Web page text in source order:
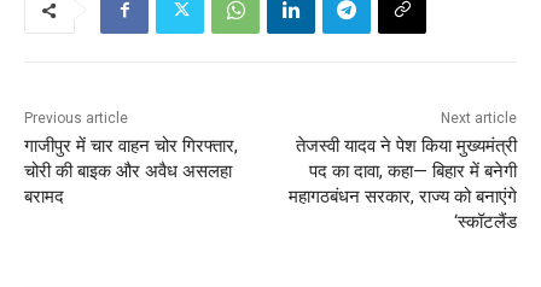
Previous article
गाजीपुर में चार वाहन चोर गिरफ्तार,
चोरी की बाइक और अवैध असलहा
बरामद
Next article
तेजस्वी यादव ने पेश किया मुख्यमंत्री
पद का दावा, कहा— बिहार में बनेगी
महागठबंधन सरकार, राज्य को बनाएंगे
‘स्कॉटलैंड